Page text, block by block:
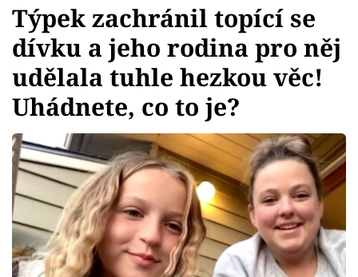
Témata
Showbyznys
Youtubeři
Virály
Sex a vztahy
Videa
Týpek zachránil topící se
dívku a jeho rodina pro něj
udělala tuhle hezkou věc!
Uhádnete, co to je?